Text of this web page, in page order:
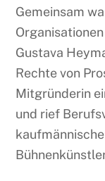
Gemeinsam
Gustava
Rechte von
Mitgründerin
und rief